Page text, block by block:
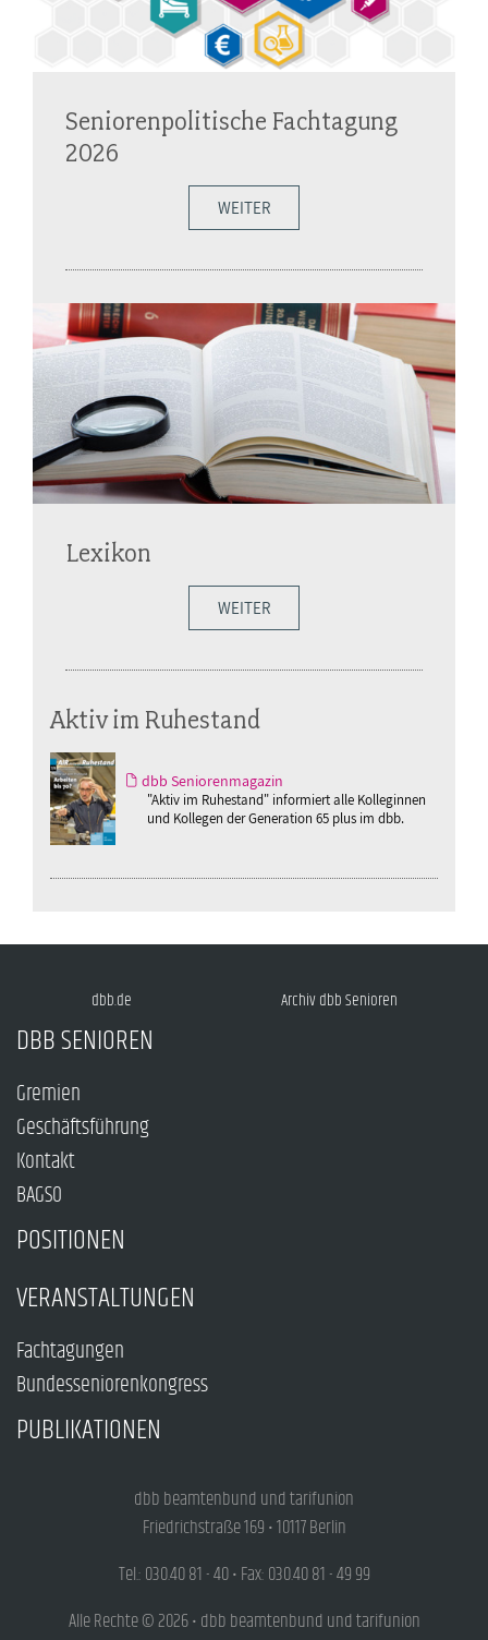
Seniorenpolitische Fachtagung
2026
WEITER
Lexikon
WEITER
Aktiv im Ruhestand
dbb Seniorenmagazin
"Aktiv im Ruhestand" informiert alle Kolleginnen
und Kollegen der Generation 65 plus im dbb.
dbb.de Archiv dbb Senioren
DBB SENIOREN
Gremien
Geschäftsführung
Kontakt
BAGSO
POSITIONEN
VERANSTALTUNGEN
Fachtagungen
Bundesseniorenkongress
PUBLIKATIONEN
dbb beamtenbund und tarifunion
Friedrichstraße 169 • 10117 Berlin
Tel.: 030.40 81 - 40 • Fax: 030.40 81 - 49 99
Alle Rechte © 2026 • dbb beamtenbund und tarifunion